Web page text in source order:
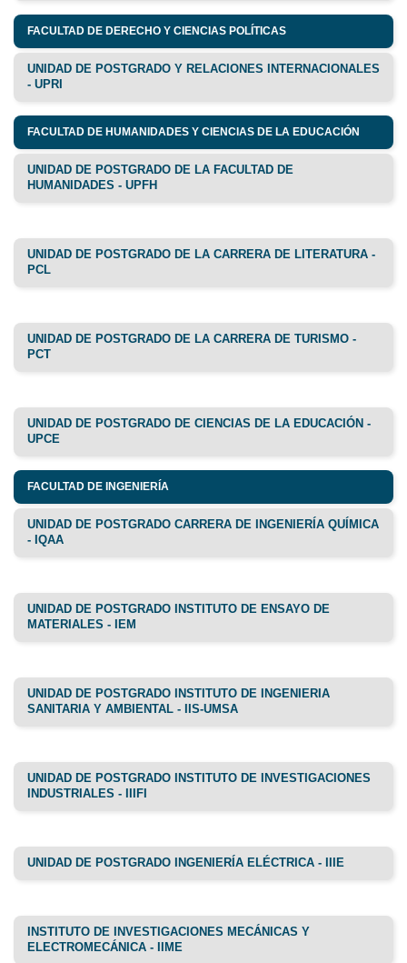
FACULTAD DE DERECHO Y CIENCIAS POLÍTICAS
UNIDAD DE POSTGRADO Y RELACIONES INTERNACIONALES
- UPRI
FACULTAD DE HUMANIDADES Y CIENCIAS DE LA EDUCACIÓN
UNIDAD DE POSTGRADO DE LA FACULTAD DE
HUMANIDADES - UPFH
UNIDAD DE POSTGRADO DE LA CARRERA DE LITERATURA -
PCL
UNIDAD DE POSTGRADO DE LA CARRERA DE TURISMO -
PCT
UNIDAD DE POSTGRADO DE CIENCIAS DE LA EDUCACIÓN -
UPCE
FACULTAD DE INGENIERÍA
UNIDAD DE POSTGRADO CARRERA DE INGENIERÍA QUÍMICA
- IQAA
UNIDAD DE POSTGRADO INSTITUTO DE ENSAYO DE
MATERIALES - IEM
UNIDAD DE POSTGRADO INSTITUTO DE INGENIERIA
SANITARIA Y AMBIENTAL - IIS-UMSA
UNIDAD DE POSTGRADO INSTITUTO DE INVESTIGACIONES
INDUSTRIALES - IIIFI
UNIDAD DE POSTGRADO INGENIERÍA ELÉCTRICA - IIIE
INSTITUTO DE INVESTIGACIONES MECÁNICAS Y
ELECTROMECÁNICA - IIME